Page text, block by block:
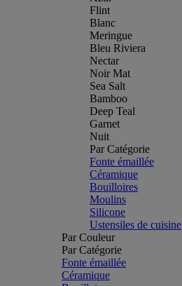
Flint
Blanc
Meringue
Bleu Riviera
Nectar
Noir Mat
Sea Salt
Bamboo
Deep Teal
Garnet
Nuit
Par Catégorie
Fonte émaillée
Céramique
Bouilloires
Moulins
Silicone
Ustensiles de cuisine
Par Couleur
Par Catégorie
Fonte émaillée
Céramique